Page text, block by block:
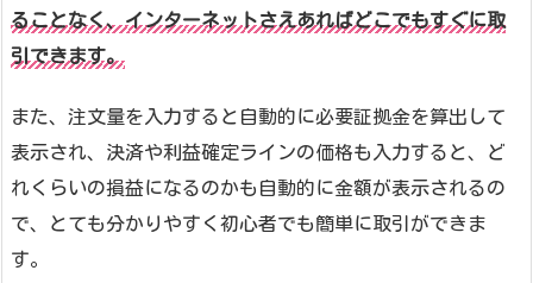
ることなく、インターネットさえあればどこでもすぐに取
引できます。
また、注文量を入力すると自動的に必要証拠金を算出して
表示され、決済や利益確定ラインの価格も入力すると、ど
れくらいの損益になるのかも自動的に金額が表示されるの
で、とても分かりやすく初心者でも簡単に取引ができま
す。